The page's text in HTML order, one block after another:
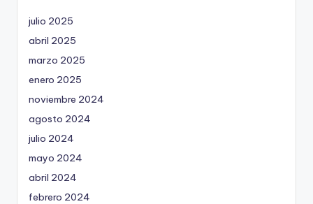
julio 2025
abril 2025
marzo 2025
enero 2025
noviembre 2024
agosto 2024
julio 2024
mayo 2024
abril 2024
febrero 2024